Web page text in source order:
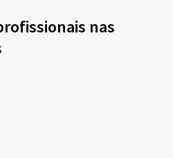
nas